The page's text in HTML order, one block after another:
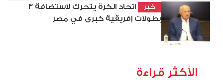
خبر
اتحاد الكرة يتحرك لاستضافة 3
بطولات إفريقية كبرى في مصر
الأكثر قراءة